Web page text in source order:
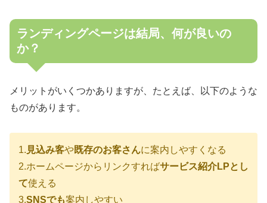
ランディングページは結局、何が良いの
か？
メリットがいくつかありますが、たとえば、以下のような
ものがあります。
1. 見込み客や既存のお客さんに案内しやすくなる
2.ホームページからリンクすればサービス紹介LPとし
て使える
3.SNSでも案内しやすい